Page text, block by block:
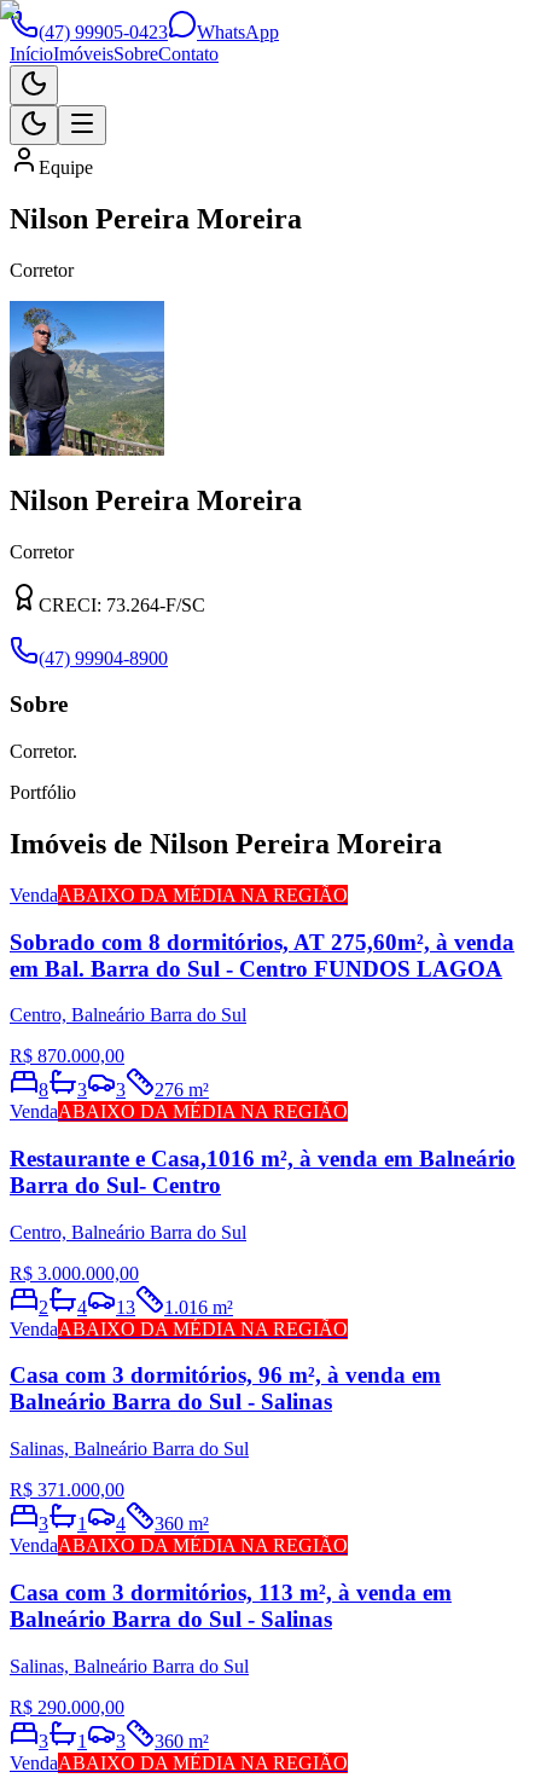
(47) 99905-0423
WhatsApp
InícioImóveisSobreContato
Equipe
Nilson Pereira Moreira
Corretor
Nilson Pereira Moreira
Corretor
CRECI: 73.264-F/SC
(47) 99904-8900
Sobre
Corretor.
Portfólio
Imóveis de Nilson Pereira Moreira
VendaABAIXO DA MÉDIA NA REGIÃO
Sobrado com 8 dormitórios, AT 275,60m², à venda
em Bal. Barra do Sul - Centro FUNDOS LAGOA
Centro, Balneário Barra do Sul
R$ 870.000,00
8
3 3
276 m²
VendaABAIXO DA MÉDIA NA REGIÃO
Restaurante e Casa,1016 m², à venda em Balneário
Barra do Sul- Centro
Centro, Balneário Barra do Sul
R$ 3.000.000,00
2
4 13
1.016 m²
VendaABAIXO DA MÉDIA NA REGIÃO
Casa com 3 dormitórios, 96 m², à venda em
Balneário Barra do Sul - Salinas
Salinas, Balneário Barra do Sul
R$ 371.000,00
3
1 4
360 m²
VendaABAIXO DA MÉDIA NA REGIÃO
Casa com 3 dormitórios, 113 m², à venda em
Balneário Barra do Sul - Salinas
Salinas, Balneário Barra do Sul
R$ 290.000,00
3
1 3
360 m²
VendaABAIXO DA MÉDIA NA REGIÃO